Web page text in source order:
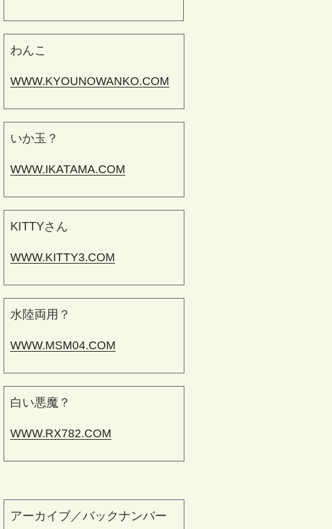
わんこ
WWW.KYOUNOWANKO.COM
いか玉？
WWW.IKATAMA.COM
KITTYさん
WWW.KITTY3.COM
水陸両用？
WWW.MSM04.COM
白い悪魔？
WWW.RX782.COM
アーカイブ／バックナンバー